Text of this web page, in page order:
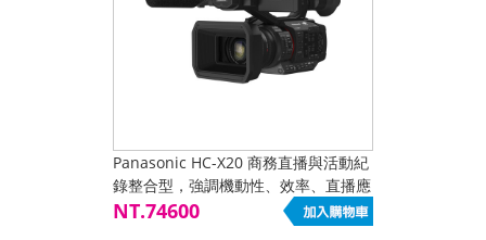
Panasonic HC-X20 商務直播與活動紀
錄整合型，強調機動性、效率、直播應
用與企業操作便利
NT.74600